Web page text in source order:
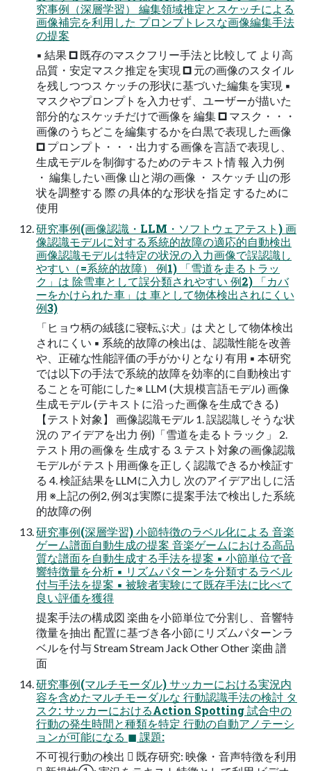
究事例（深層学習） 編集領域推定とスケッチによる
画像補完を利用した プロンプトレスな画像編集手法
の提案
▪ 結果 🞐 既存のマスクフリー手法と比較して より高
品質・安定マスク推定を実現 🞐 元の画像のスタイル
を残しつつス ケッチの形状に基づいた編集を実現 ▪
マスクやプロンプトを入力せず、ユーザーが描いた
部分的なスケッチだけで画像を 編集 🞐 マスク・・・
画像のうちどこを編集するかを白黒で表現した画像
🞐 プロンプト・・・出力する画像を言語で表現し、
生成モデルを制御するためのテキスト情 報 入力例
・ 編集したい画像 山と湖の画像 ・ スケッチ 山の形
状を調整する 際 の具体的な形状を指 定 するために
使用
研究事例(画像認識・LLM・ソフトウェアテスト) 画
像認識モデルに対する系統的故障の適応的自動検出
画像認識モデルは特定の状況の入力画像で誤認識し
やすい（=系統的故障） 例1) 「雪道を走るトラッ
ク」は 除雪車として誤分類されやすい 例2) 「カバ
ーをかけられた車」は 車として物体検出されにくい
例3)
「ヒョウ柄の絨毯に寝転ぶ犬」は 犬として物体検出
されにくい ▪ 系統的故障の検出は、認識性能を改善
や、正確な性能評価の手がかりとなり有用 ▪ 本研究
では以下の手法で系統的故障を効率的に自動検出す
ることを可能にした※ LLM (大規模言語モデル) 画像
生成モデル (テキストに沿った画像を生成できる)
【テスト対象】 画像認識モデル 1. 誤認識しそうな状
況の アイデアを出力 例)「雪道を走るトラック」 2.
テスト用の画像を 生成する 3. テスト対象の画像認識
モデルが テスト用画像を正しく認識できるか検証す
る 4. 検証結果をLLMに入力し 次のアイデア出しに活
用 ※上記の例2, 例3は実際に提案手法で検出した系統
的故障の例
研究事例(深層学習) 小節特徴のラベル化による 音楽
ゲーム譜面自動生成の提案 音楽ゲームにおける高品
質な譜面を自動生成する手法を提案 ▪ 小節単位で音
響特徴量を分析 ▪ リズムパターンを分類するラベル
付与手法を提案 ▪ 被験者実験にて既存手法に比べて
良い評価を獲得
提案手法の構成図 楽曲を小節単位で分割し、音響特
徴量を抽出 配置に基づき各小節にリズムパターンラ
ベルを付与 Stream Stream Jack Other Other 楽曲 譜
面
研究事例(マルチモーダル) サッカーにおける実況内
容を含めたマルチモーダルな 行動認識手法の検討 タ
スク: サッカーにおけるAction Spotting 試合中の
行動の発生時間と種類を特定 行動の自動アノテーシ
ョンが可能になる ◼ 課題:
不可視行動の検出  既存研究: 映像・音声特徴を利用